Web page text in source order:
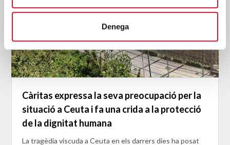
Denega
Càritas expressa la seva preocupació per la
situació a Ceuta i fa una crida a la protecció
de la dignitat humana
La tragèdia viscuda a Ceuta en els darrers dies ha posat